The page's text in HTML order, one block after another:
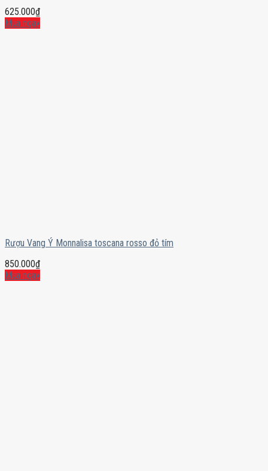
625.000₫
Mua ngay
Rượu Vang Ý Monnalisa toscana rosso đỏ tím
850.000₫
Mua ngay